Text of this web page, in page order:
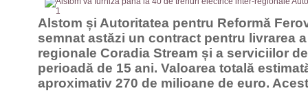
Alstom și Autoritatea pentru Reformă
semnat astăzi un contract pentru livrarea
regionale Coradia Stream și a serviciilor
perioadă de 15 ani. Valoarea totală
aproximativ 270 de milioane de euro.